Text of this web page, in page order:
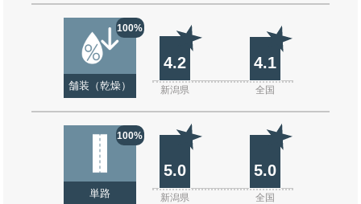
100%
舗装（乾燥）
4.2 4.1
新潟県 全国
100%
単路
5.0 5.0
新潟県 全国